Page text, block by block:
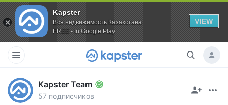
Kapster
Вся недвижимость Казахстана
FREE - In Google Play
VIEW
Kapster Team
57 подписчиков